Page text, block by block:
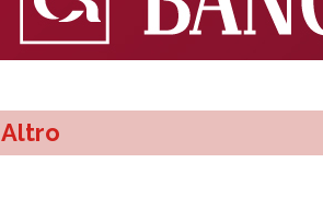
Altro